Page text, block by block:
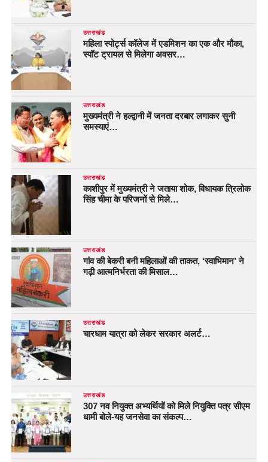
उत्तराखंड
महिला स्पोर्ट्स कॉलेज में एडमिशन का एक और मौका,
स्पॉट ट्रायल से मिलेगा अवसर…
उत्तराखंड
मुख्यमंत्री ने हल्द्वानी में जनता दरबार लगाकर सुनी
समस्याएं…
उत्तराखंड
काशीपुर में मुख्यमंत्री ने जताया शोक, विधायक त्रिलोक
सिंह चीमा के परिजनों से मिले…
उत्तराखंड
गांव की बेकरी बनी महिलाओं की ताकत, ‘स्वाभिमान’ ने
गढ़ी आत्मनिर्भरता की मिसाल…
उत्तराखंड
चारधाम यात्रा को लेकर सरकार अलर्ट…
उत्तराखंड
307 नव नियुक्त अभ्यर्थियों को मिले नियुक्ति पत्र सीएम
धामी बोले-यह जनसेवा का संकल्प…